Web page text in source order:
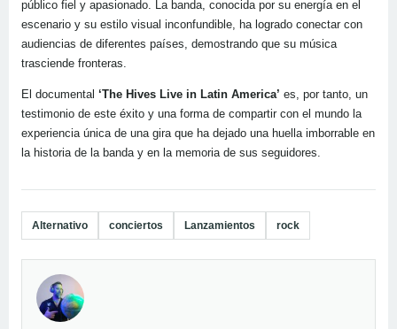
público fiel y apasionado. La banda, conocida por su energía en el
escenario y su estilo visual inconfundible, ha logrado conectar con
audiencias de diferentes países, demostrando que su música
trasciende fronteras.
El documental ‘The Hives Live in Latin America’ es, por tanto, un
testimonio de este éxito y una forma de compartir con el mundo la
experiencia única de una gira que ha dejado una huella imborrable en
la historia de la banda y en la memoria de sus seguidores.
Alternativo conciertos Lanzamientos rock